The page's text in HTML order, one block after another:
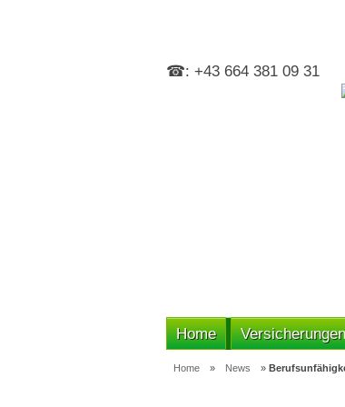
☎: +43 664 381 09 31
Home Versicherungen
Home » News »